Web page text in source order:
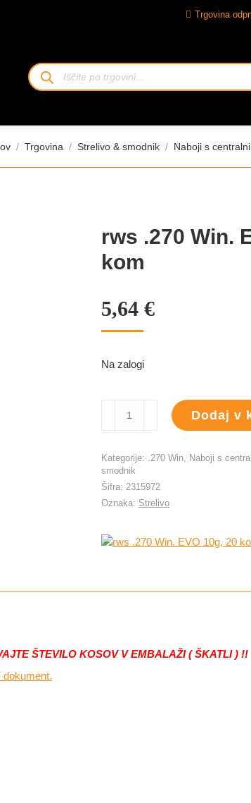
Trgovina
Iskanje
izdelkov
ste: Trgovina Strelivo & smodnik Naboji s
rws .270 Win.
kom
5,64 €
Na zalogi
20
količina
Dodaj v
Kategorije: .270 Win, Naboji s
smodnik
Šifra: 2315972
Oznaka: Strelivo
ŠTEVILO KOSOV V EMBALAŽI ( ŠKATLI ) !!
dokument.